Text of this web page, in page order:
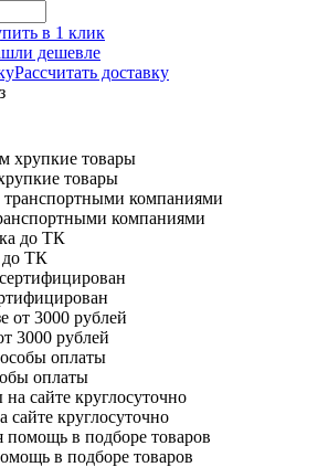
в 1 клик
дешевле
Рассчитать доставку
товары
компаниями
до ТК
3000 рублей
оплаты
круглосуточно
в подборе товаров